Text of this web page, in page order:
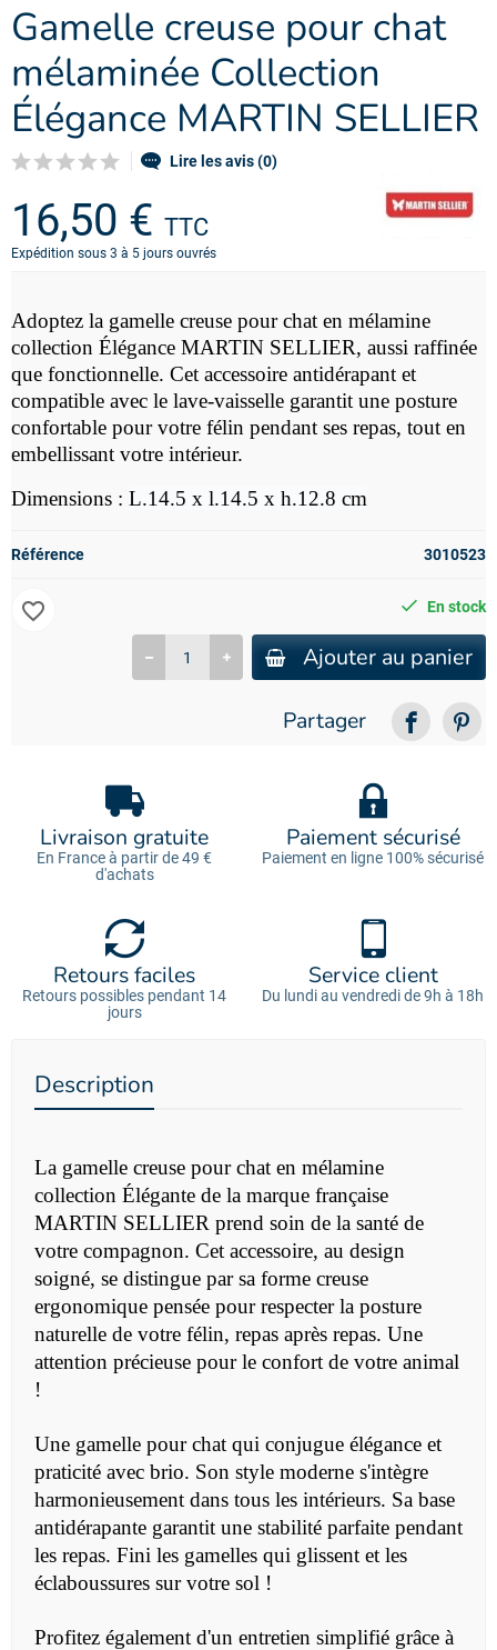
Gamelle creuse pour chat
mélaminée Collection
Élégance MARTIN SELLIER
Lire les avis (0)
16,50 € TTC
Expédition sous 3 à 5 jours ouvrés
Adoptez la gamelle creuse pour chat en mélamine
collection Élégance MARTIN SELLIER, aussi raffinée
que fonctionnelle. Cet accessoire antidérapant et
compatible avec le lave-vaisselle garantit une posture
confortable pour votre félin pendant ses repas, tout en
embellissant votre intérieur.
Dimensions : L.14.5 x l.14.5 x h.12.8 cm
Référence 3010523
En stock
Ajouter au panier
favorite_border
Partager
Livraison gratuite
En France à partir de 49 €
d'achats
Paiement sécurisé
Paiement en ligne 100% sécurisé
Retours faciles
Retours possibles pendant 14
jours
Service client
Du lundi au vendredi de 9h à 18h
Description
La gamelle creuse pour chat en mélamine
collection Élégante de la marque française
MARTIN SELLIER prend soin de la santé de
votre compagnon. Cet accessoire, au design
soigné, se distingue par sa forme creuse
ergonomique pensée pour respecter la posture
naturelle de votre félin, repas après repas. Une
attention précieuse pour le confort de votre animal
!
Une gamelle pour chat qui conjugue élégance et
praticité avec brio. Son style moderne s'intègre
harmonieusement dans tous les intérieurs. Sa base
antidérapante garantit une stabilité parfaite pendant
les repas. Fini les gamelles qui glissent et les
éclaboussures sur votre sol !
Profitez également d'un entretien simplifié grâce à